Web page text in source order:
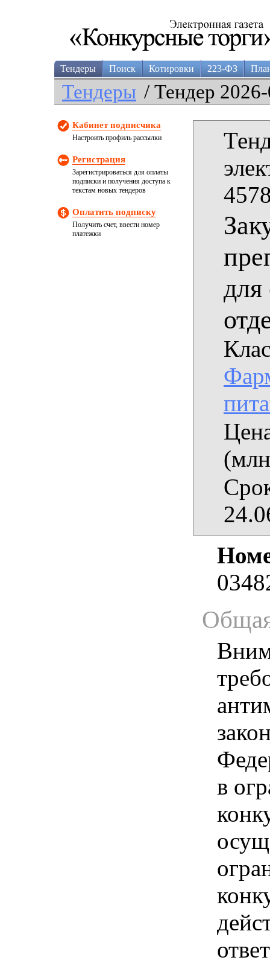
Тендеры Поиск Котировки 223-ФЗ
Тендеры / Тендер
Кабинет подписчика
Настроить профиль рассылки
Регистрация
Зарегистрироваться для оплаты
подписки и получения доступа к
текстам новых тендеров
Оплатить подписку
Получить счет, ввести номер
платежки
для
в